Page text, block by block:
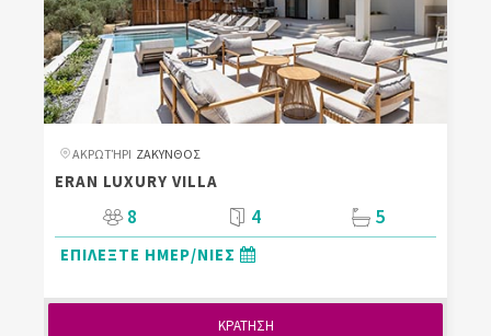
ΑΚΡΩΤΉΡΙ ΖΑΚΥΝΘΟΣ
ERAN LUXURY VILLA
8 4 5
ΕΠΙΛΕΞΤΕ ΗΜΕΡ/ΝΙΕΣ
ΚΡΑΤΗΣΗ